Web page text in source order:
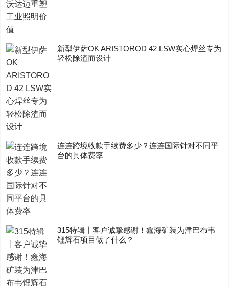
新型伊萨OK ARISTOROD 42 LSW实心焊丝专为
轻松除渣而设计
连连跨境收款手续费多少？连连国际针对不同平
台的具体费率
315特辑丨客户诚挚感谢！鑫海矿装为津巴布韦
锂辉石项目做了什么？